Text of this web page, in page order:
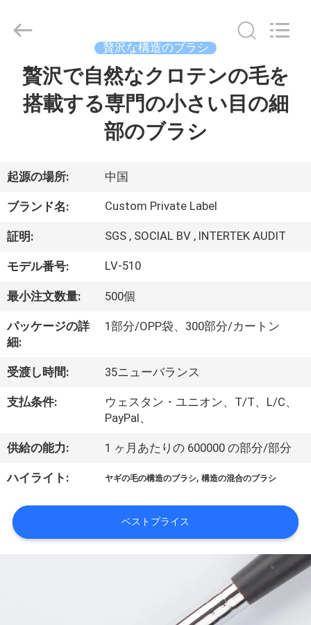
ダ
ク
ト
私
に
つ
い
工
旅
2017
Chanmy
Cosmetics
贅沢な構造のブラシ
贅沢で自然なクロテンの毛を
搭載する専門の小さい目の細
部のブラシ
起源の場所: 中国
ブランド名: Custom Private Label
証明: SGS , SOCIAL BV , INTERTEK AUDIT
モデル番号: LV-510
最小注文数量: 500個
パッケージの詳
細:
1部分/OPP袋、300部分/カートン
受渡し時間: 35ニューバランス
支払条件:
ウェスタン・ユニオン、T/T、L/C、
PayPal、
供給の能力: 1 ヶ月あたりの 600000 の部分/部分
ハイライト: ヤギの毛の構造のブラシ,構造の混合のブラシ
ベストプライス